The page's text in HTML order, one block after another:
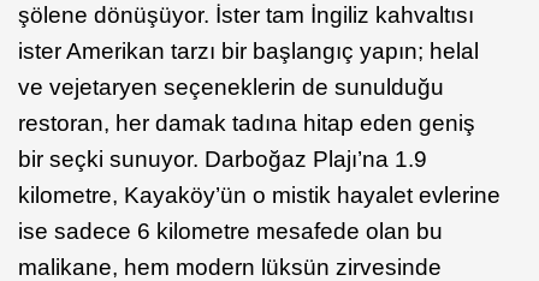
şölene dönüşüyor. İster tam İngiliz kahvaltısı
ister Amerikan tarzı bir başlangıç yapın; helal
ve vejetaryen seçeneklerin de sunulduğu
restoran, her damak tadına hitap eden geniş
bir seçki sunuyor. Darboğaz Plajı’na 1.9
kilometre, Kayaköy’ün o mistik hayalet evlerine
ise sadece 6 kilometre mesafede olan bu
malikane, hem modern lüksün zirvesinde